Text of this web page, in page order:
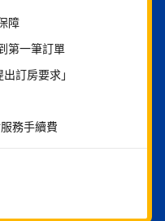
障
第一筆訂單
訂房要求」
務手續費